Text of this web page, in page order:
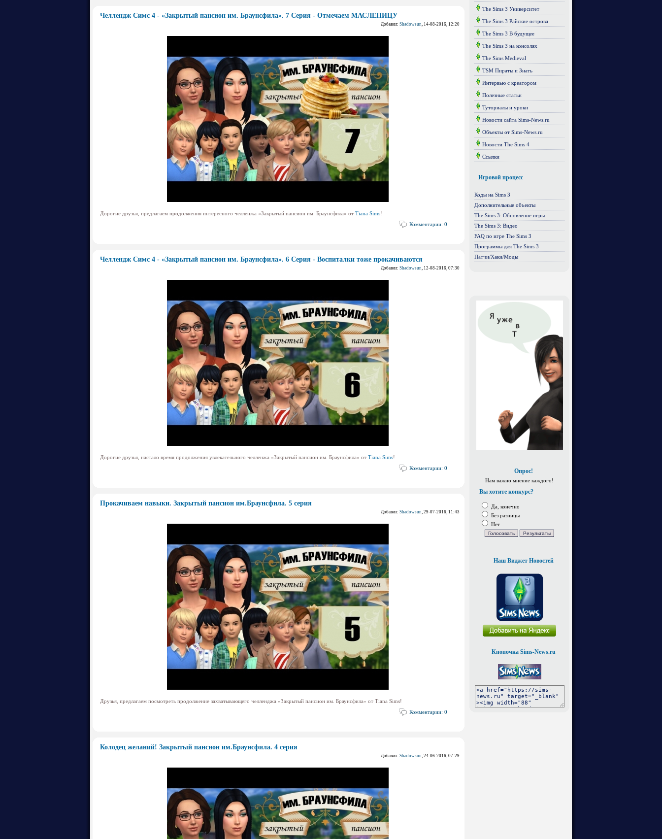
Челлендж Симс 4 - «Закрытый пансион им. Браунсфила». 7 Серия - Отмечаем МАСЛЕНИЦУ
Добавил: Shadowsun, 14-08-2016, 12:20
Дорогие друзья, предлагаем продолжения интересного челленжа «Закрытый пансион им. Браунсфила» от Tiana Sims!
Комментарии: 0
Челлендж Симс 4 - «Закрытый пансион им. Браунсфила». 6 Серия - Воспиталки тоже прокачиваются
Добавил: Shadowsun, 12-08-2016, 07:30
Дорогие друзья, настало время продолжения увлекательного челленжа «Закрытый пансион им. Браунсфила» от Tiana Sims!
Комментарии: 0
Прокачиваем навыки. Закрытый пансион им.Браунсфила. 5 серия
Добавил: Shadowsun, 29-07-2016, 11:43
Друзья, предлагаем посмотреть продолжение захватывающего челленджа «Закрытый пансион им. Браунсфила» от Tiana Sims!
Комментарии: 0
Колодец желаний! Закрытый пансион им.Браунсфила. 4 серия
Добавил: Shadowsun, 24-06-2016, 07:29
The Sims 3 Университет
The Sims 3 Райские острова
The Sims 3 В будущее
The Sims 3 на консолях
The Sims Medieval
TSM Пираты и Знать
Интервью с креатором
Полезные статьи
Туториалы и уроки
Новости сайта Sims-News.ru
Объекты от Sims-News.ru
Новости The Sims 4
Ссылки
Игровой процесс
Коды на Sims 3
Дополнительные объекты
The Sims 3: Обновление игры
The Sims 3: Видео
FAQ по игре The Sims 3
Программы для The Sims 3
Патчи/Хаки/Моды
Опрос!
Нам важно мнение каждого!
Вы хотите конкурс?
Да, конечно
Без разницы
Нет
Наш Виджет Новостей
Кнопочка Sims-News.ru